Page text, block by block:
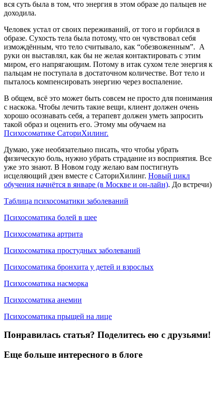
вся суть была в том, что энергия в этом образе до пальцев не
доходила.
Человек устал от своих переживаний, от того и горбился в
образе. Сухость тела была потому, что он чувствовал себя
измождённым, что тело считывало, как “обезвоженным”. А
руки он выставлял, как бы не желая контактировать с этим
миром, его напрягающим. Потому в итак сухом теле энергия к
пальцам не поступала в достаточном количестве. Вот тело и
пыталось компенсировать энергию через воспаление.
В общем, всё это может быть совсем не просто для понимания
с наскока. Чтобы лечить такие вещи, клиент должен очень
хорошо осознавать себя, а терапевт должен уметь запросить
такой образ и оценить его. Этому мы обучаем на
Психосоматике СаториХилинг.
Думаю, уже необязательно писать, что чтобы убрать
физическую боль, нужно убрать страдание из восприятия. Все
уже это знают. В Новом году желаю вам постигнуть
исцеляющий дзен вместе с СаториХилинг. Новый цикл
обучения начнётся в январе (в Москве и он-лайн). До встречи)
Таблица психосоматики заболеваний
Психосоматика болей в шее
Психосоматика артрита
Психосоматика простудных заболеваний
Психосоматика бронхита у детей и взрослых
Психосоматика насморка
Психосоматика анемии
Психосоматика прыщей на лице
Понравилась статья? Поделитесь ею с друзьями!
Еще больше интересного в блоге